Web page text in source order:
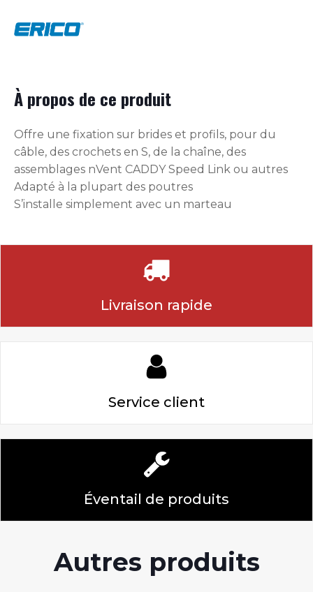
À propos de ce produit
Offre une fixation sur brides et profils, pour du
câble, des crochets en S, de la chaîne, des
assemblages nVent CADDY Speed Link ou autres
Adapté à la plupart des poutres
S’installe simplement avec un marteau
Livraison rapide
Service client
Éventail de produits
Autres produits